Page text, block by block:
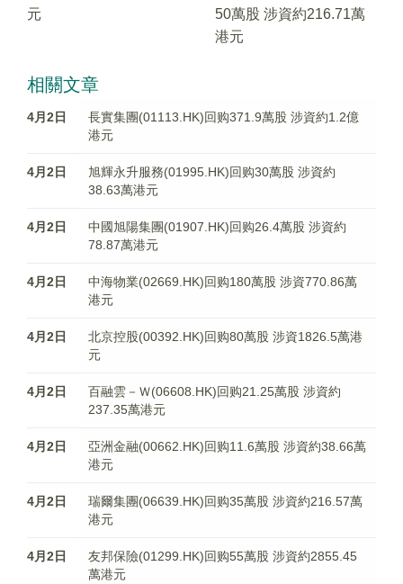
元
50萬股 涉資約216.71萬
港元
相關文章
4月2日
長實集團(01113.HK)回购371.9萬股 涉資約1.2億
港元
4月2日
旭輝永升服務(01995.HK)回购30萬股 涉資約
38.63萬港元
4月2日
中國旭陽集團(01907.HK)回购26.4萬股 涉資約
78.87萬港元
4月2日
中海物業(02669.HK)回购180萬股 涉資770.86萬
港元
4月2日
北京控股(00392.HK)回购80萬股 涉資1826.5萬港
元
4月2日
百融雲－Ｗ(06608.HK)回购21.25萬股 涉資約
237.35萬港元
4月2日
亞洲金融(00662.HK)回购11.6萬股 涉資約38.66萬
港元
4月2日
瑞爾集團(06639.HK)回购35萬股 涉資約216.57萬
港元
4月2日
友邦保險(01299.HK)回购55萬股 涉資約2855.45
萬港元